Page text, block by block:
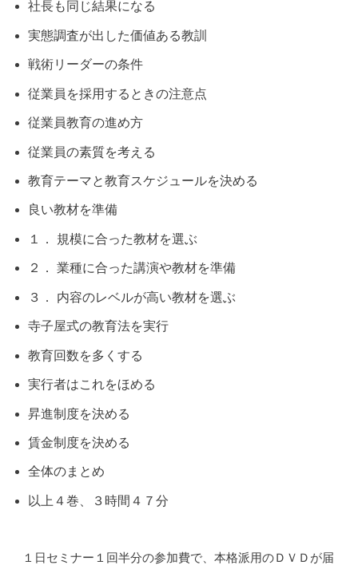
社長も同じ結果になる
実態調査が出した価値ある教訓
戦術リーダーの条件
従業員を採用するときの注意点
従業員教育の進め方
従業員の素質を考える
教育テーマと教育スケジュールを決める
良い教材を準備
１． 規模に合った教材を選ぶ
２． 業種に合った講演や教材を準備
３． 内容のレベルが高い教材を選ぶ
寺子屋式の教育法を実行
教育回数を多くする
実行者はこれをほめる
昇進制度を決める
賃金制度を決める
全体のまとめ
以上４巻、３時間４７分
１日セミナー１回半分の参加費で、本格派用のＤＶＤが届